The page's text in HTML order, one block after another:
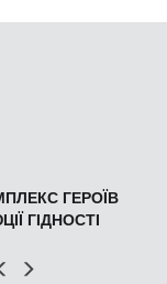
ГЕРОЇВ
ГІДНОСТІ
Попер